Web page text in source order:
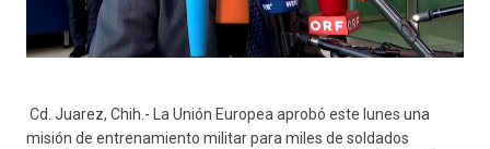
Cd. Juarez, Chih.- La Unión Europea aprobó este lunes una
misión de entrenamiento militar para miles de soldados